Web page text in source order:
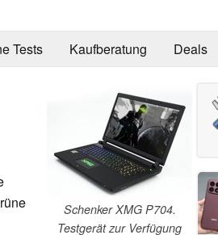
Tests Kaufberatung Deals
Schenker XMG P704.
Testgerät zur Verfügung